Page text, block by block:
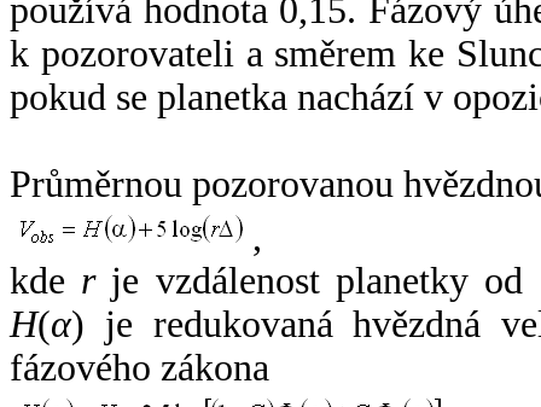
používá hodnota 0,15. Fázový
k pozorovateli a směrem ke
pokud se planetka nachází v
Průměrnou pozorovanou
,
kde rje vzdálenost planetky od
H(α) je redukovaná hvězdná
fázového zákona